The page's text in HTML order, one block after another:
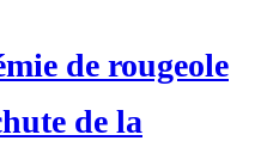
de rougeole
de la